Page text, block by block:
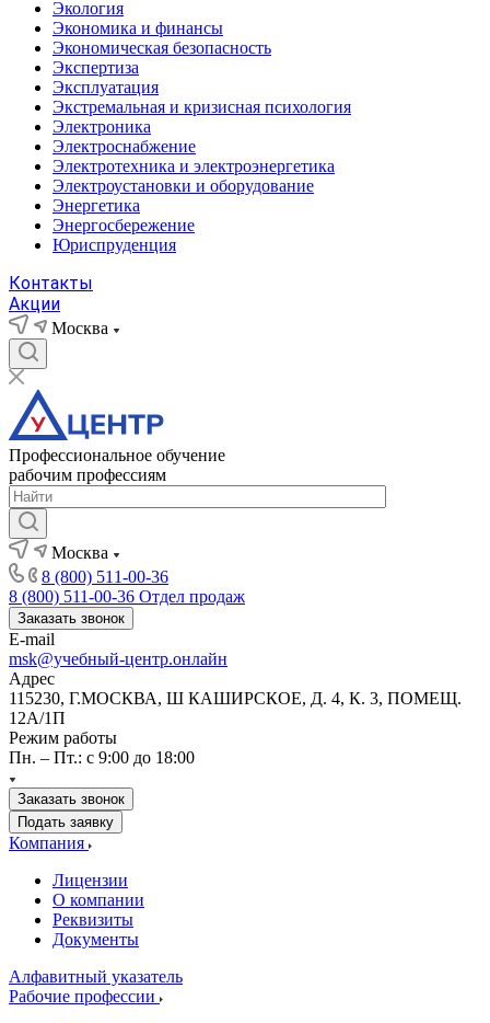
Экология
Экономика и финансы
Экономическая безопасность
Экспертиза
Эксплуатация
Экстремальная и кризисная психология
Электроника
Электроснабжение
Электротехника и электроэнергетика
Электроустановки и оборудование
Энергетика
Энергосбережение
Юриспруденция
Контакты
Акции
Москва
Профессиональное обучение
рабочим профессиям
Москва
8 (800) 511-00-36
8 (800) 511-00-36 Отдел продаж
Заказать звонок
E-mail
msk@учебный-центр.онлайн
Адрес
115230, Г.МОСКВА, Ш КАШИРСКОЕ, Д. 4, К. 3, ПОМЕЩ.
12А/1П
Режим работы
Пн. – Пт.: с 9:00 до 18:00
Заказать звонок
Подать заявку
Компания
Лицензии
О компании
Реквизиты
Документы
Алфавитный указатель
Рабочие профессии